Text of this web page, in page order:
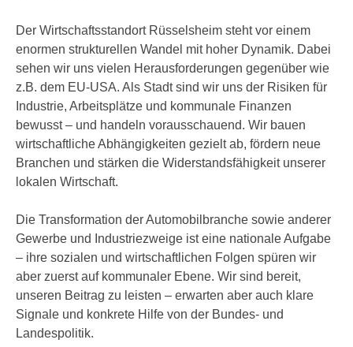
Der Wirtschaftsstandort Rüsselsheim steht vor einem
enormen strukturellen Wandel mit hoher Dynamik. Dabei
sehen wir uns vielen Herausforderungen gegenüber wie
z.B. dem EU-USA. Als Stadt sind wir uns der Risiken für
Industrie, Arbeitsplätze und kommunale Finanzen
bewusst – und handeln vorausschauend. Wir bauen
wirtschaftliche Abhängigkeiten gezielt ab, fördern neue
Branchen und stärken die Widerstandsfähigkeit unserer
lokalen Wirtschaft.
Die Transformation der Automobilbranche sowie anderer
Gewerbe und Industriezweige ist eine nationale Aufgabe
– ihre sozialen und wirtschaftlichen Folgen spüren wir
aber zuerst auf kommunaler Ebene. Wir sind bereit,
unseren Beitrag zu leisten – erwarten aber auch klare
Signale und konkrete Hilfe von der Bundes- und
Landespolitik.